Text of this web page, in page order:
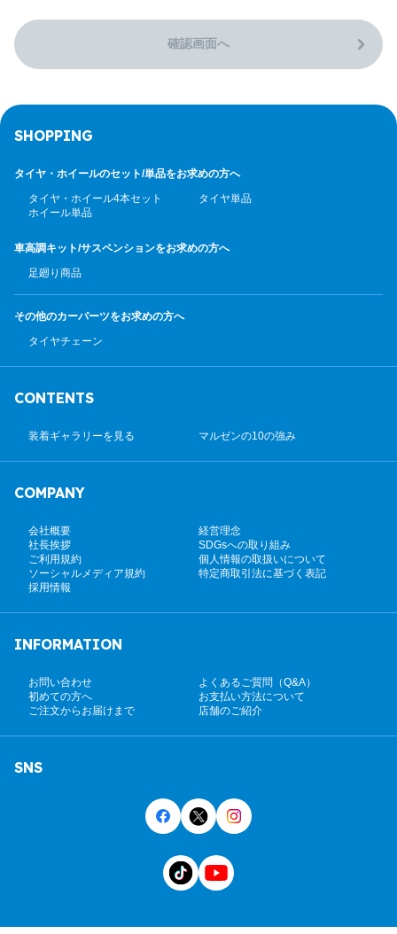
確認画面へ
SHOPPING
タイヤ・ホイールのセット/単品をお求めの方へ
タイヤ・ホイール4本セット
タイヤ単品
ホイール単品
車高調キット/サスペンションをお求めの方へ
足廻り商品
その他のカーパーツをお求めの方へ
タイヤチェーン
CONTENTS
装着ギャラリーを見る マルゼンの10の強み
COMPANY
会社概要
経営理念
社長挨拶
SDGsへの取り組み
ご利用規約
個人情報の取扱いについて
ソーシャルメディア規約
特定商取引法に基づく表記
採用情報
INFORMATION
お問い合わせ
よくあるご質問（Q&A）
初めての方へ
お支払い方法について
ご注文からお届けまで
店舗のご紹介
SNS